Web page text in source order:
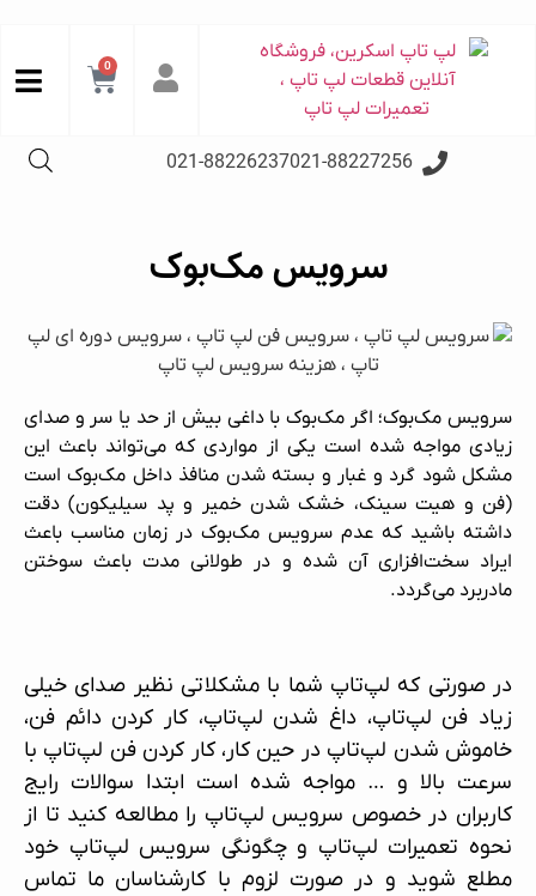
0
021-88227256
021-88226237
سرویس مک‌بوک
سرویس مک‌بوک؛ اگر مک‌بوک با داغی بیش از حد یا سر و صدای
زیادی مواجه شده است یکی از مواردی که می‌تواند باعث این
مشکل شود گرد و غبار و بسته شدن منافذ داخل مک‌بوک است
(فن و هیت سینک، خشک شدن خمیر و پد سیلیکون) دقت
داشته باشید که عدم سرویس مک‌بوک در زمان مناسب باعث
ایراد سخت‌افزاری آن شده و در طولانی مدت باعث سوختن
مادربرد می‌گردد.
در صورتی که لپ‌تاپ شما با مشکلاتی نظیر صدای خیلی
زیاد فن لپ‌تاپ، داغ شدن لپ‌تاپ، کار کردن دائم فن،
خاموش شدن لپ‌تاپ در حین کار، کار کردن فن لپ‌تاپ با
سرعت بالا و … مواجه شده است ابتدا سوالات رایج
کاربران در خصوص سرویس لپ‌تاپ را مطالعه کنید تا از
نحوه تعمیرات لپ‌تاپ و چگونگی سرویس لپ‌تاپ خود
مطلع شوید و در صورت لزوم با کارشناسان ما تماس